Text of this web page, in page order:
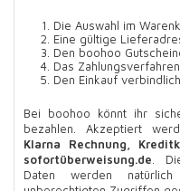
Die Auswahl im
Eine gültige
Den boohoo
Das
Den Einkauf
Bei boohoo könnt ihr
bezahlen. Akzeptiert
Klarna Rechnung,
sofortüberweisung.de .
Daten werden